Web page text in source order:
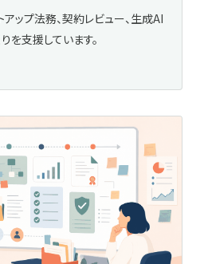
ップ法務、契約レビュー、生成AI
を支援しています。